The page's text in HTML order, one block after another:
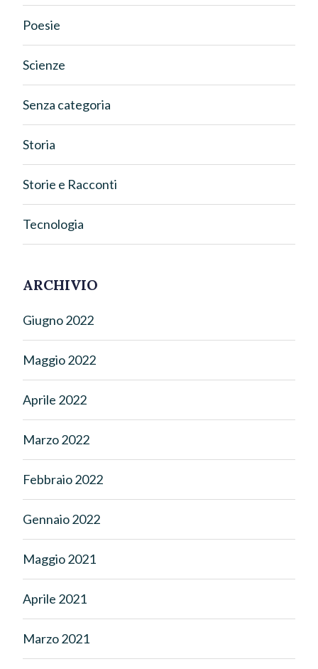
Poesie
Scienze
Senza categoria
Storia
Storie e Racconti
Tecnologia
ARCHIVIO
Giugno 2022
Maggio 2022
Aprile 2022
Marzo 2022
Febbraio 2022
Gennaio 2022
Maggio 2021
Aprile 2021
Marzo 2021